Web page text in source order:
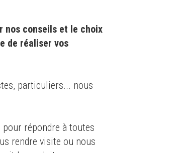
nos conseils et le choix
de réaliser vos
particuliers... nous
répondre à toutes
rendre visite ou nous